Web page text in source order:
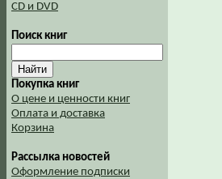
CD и DVD
Поиск книг
Покупка книг
О цене и ценности книг
Оплата и доставка
Корзина
Рассылка новостей
Оформление подписки